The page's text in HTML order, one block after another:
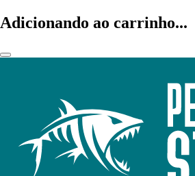
Adicionando ao carrinho...